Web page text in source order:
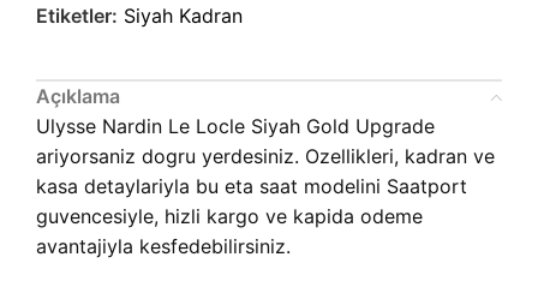
Etiketler: Siyah Kadran
Açıklama
Ulysse Nardin Le Locle Siyah Gold Upgrade
ariyorsaniz dogru yerdesiniz. Ozellikleri, kadran ve
kasa detaylariyla bu eta saat modelini Saatport
guvencesiyle, hizli kargo ve kapida odeme
avantajiyla kesfedebilirsiniz.